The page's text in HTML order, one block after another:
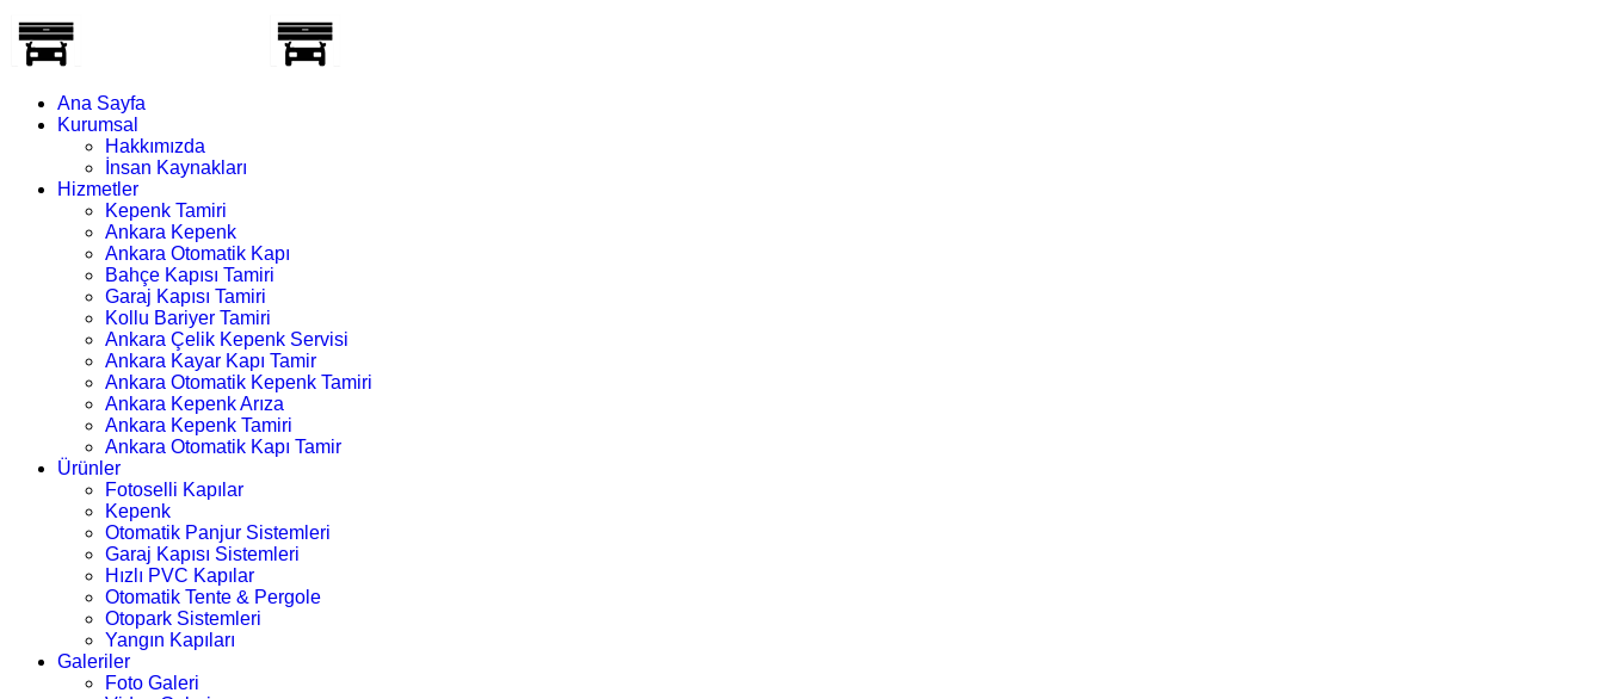
Ana Sayfa
Kurumsal
Hakkımızda
İnsan Kaynakları
Hizmetler
Kepenk Tamiri
Ankara Kepenk
Ankara Otomatik Kapı
Bahçe Kapısı Tamiri
Garaj Kapısı Tamiri
Kollu Bariyer Tamiri
Ankara Çelik Kepenk Servisi
Ankara Kayar Kapı Tamir
Ankara Otomatik Kepenk Tamiri
Ankara Kepenk Arıza
Ankara Kepenk Tamiri
Ankara Otomatik Kapı Tamir
Ürünler
Fotoselli Kapılar
Kepenk
Otomatik Panjur Sistemleri
Garaj Kapısı Sistemleri
Hızlı PVC Kapılar
Otomatik Tente & Pergole
Otopark Sistemleri
Yangın Kapıları
Galeriler
Foto Galeri